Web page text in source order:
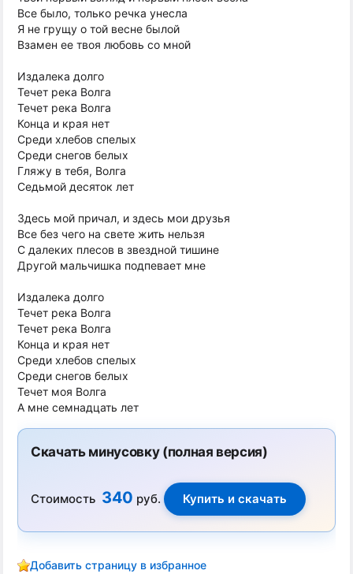
Все было, только речка унесла
Я не грущу о той весне былой
Взамен ее твоя любовь со мной
Издалека долго
Течет река Волга
Течет река Волга
Конца и края нет
Среди хлебов спелых
Среди снегов белых
Гляжу в тебя, Волга
Седьмой десяток лет
Здесь мой причал, и здесь мои друзья
Все без чего на свете жить нельзя
С далеких плесов в звездной тишине
Другой мальчишка подпевает мне
Издалека долго
Течет река Волга
Течет река Волга
Конца и края нет
Среди хлебов спелых
Среди снегов белых
Течет моя Волга
А мне семнадцать лет
Скачать минусовку (полная версия)
Стоимость 340 руб.
Добавить страницу в избранное